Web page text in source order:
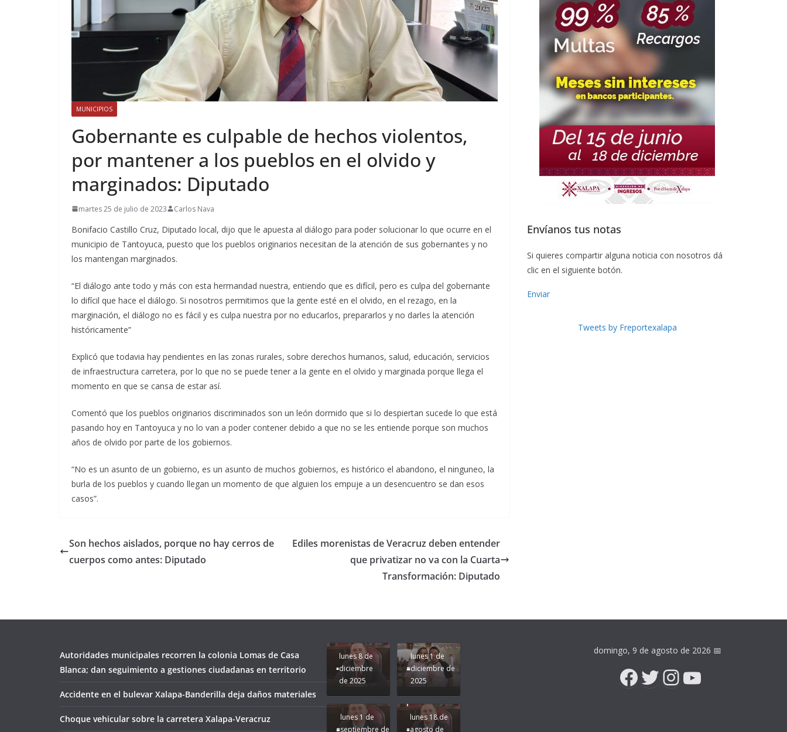
MUNICIPIOS
Gobernante es culpable de hechos violentos,
por mantener a los pueblos en el olvido y
marginados: Diputado
martes 25 de julio de 2023 Carlos Nava
Bonifacio Castillo Cruz, Diputado local, dijo que le apuesta al diálogo para poder solucionar lo que ocurre en el
municipio de Tantoyuca, puesto que los pueblos originarios necesitan de la atención de sus gobernantes y no
los mantengan marginados.
“El diálogo ante todo y más con esta hermandad nuestra, entiendo que es difícil, pero es culpa del gobernante
lo difícil que hace el diálogo. Si nosotros permitimos que la gente esté en el olvido, en el rezago, en la
marginación, el diálogo no es fácil y es culpa nuestra por no educarlos, prepararlos y no darles la atención
históricamente”
Explicó que todavia hay pendientes en las zonas rurales, sobre derechos humanos, salud, educación, servicios
de infraestructura carretera, por lo que no se puede tener a la gente en el olvido y marginada porque llega el
momento en que se cansa de estar así.
Comentó que los pueblos originarios discriminados son un león dormido que si lo despiertan sucede lo que está
pasando hoy en Tantoyuca y no lo van a poder contener debido a que no se les entiende porque son muchos
años de olvido por parte de los gobiernos.
“No es un asunto de un gobierno, es un asunto de muchos gobiernos, es histórico el abandono, el ninguneo, la
burla de los pueblos y cuando llegan un momento de que alguien los empuje a un desencuentro se dan esos
casos”.
Son hechos aislados, porque no hay cerros de
cuerpos como antes: Diputado
Ediles morenistas de Veracruz deben entender
que privatizar no va con la Cuarta
Transformación: Diputado
Envíanos tus notas
Si quieres compartir alguna noticia con nosotros dá
clic en el siguiente botón.
Enviar
Tweets by Freportexalapa
Autoridades municipales recorren la colonia Lomas de Casa
Blanca; dan seguimiento a gestiones ciudadanas en territorio
Accidente en el bulevar Xalapa-Banderilla deja daños materiales
Choque vehicular sobre la carretera Xalapa-Veracruz
lunes 8 de
diciembre
de 2025
lunes 1 de
diciembre de
2025
Apoyo y
Seguimos la
Ruta que
Marca
Nuestra
Rocío Nahle.
lunes 1 de
septiembre de
Pongamos
de moda;
San
Andrés
Tuxtla
presente.
lunes 18 de
agosto de
domingo, 9 de agosto de 2026 📅
Facebook
Twitter
Instagram
YouTube